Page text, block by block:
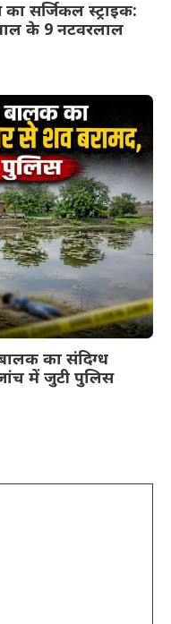
सर्जिकल स्ट्राइक:
के 9 नटवरलाल
का संदिग्ध
में जुटी पुलिस